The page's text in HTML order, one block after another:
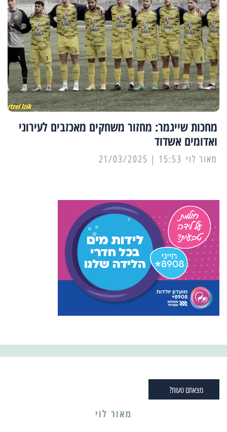
מחכות שייגמר: מחזור משחקים מאכזבים לעירוני
ואדומים אשדוד
מאור לוי 15:53 | 21/03/2025
מצאתם טעות?
מאור לוי